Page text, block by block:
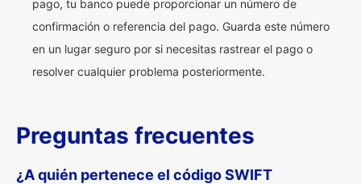
pago, tu banco puede proporcionar un número de
confirmación o referencia del pago. Guarda este número
en un lugar seguro por si necesitas rastrear el pago o
resolver cualquier problema posteriormente.
Preguntas frecuentes
¿A quién pertenece el código SWIFT